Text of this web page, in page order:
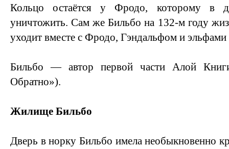
Кольцо остаётся у Фродо, которому в
уничтожить. Сам же Бильбо на 132-м году
уходит вместе с Фродо, Гэндальфом и
Бильбо — автор первой части Алой
Обратно»).
Жилище Бильбо
Дверь в норку Бильбо имела необыкновенно